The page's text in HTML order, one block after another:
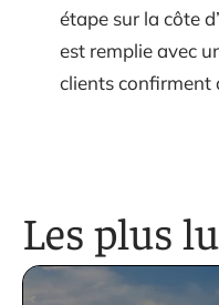
étape sur la côte
est remplie avec
clients confirment
Les plus